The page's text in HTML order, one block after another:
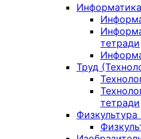
тетради
Труд
тетради
Физкультура